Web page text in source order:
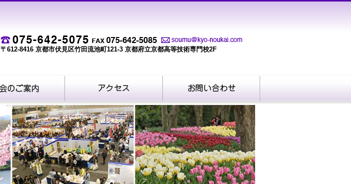
〒612-8416 京都市伏見区竹田流池町121-3 京都府立京都高等技術専門校2F